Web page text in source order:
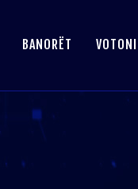
BANORËT VOTONI